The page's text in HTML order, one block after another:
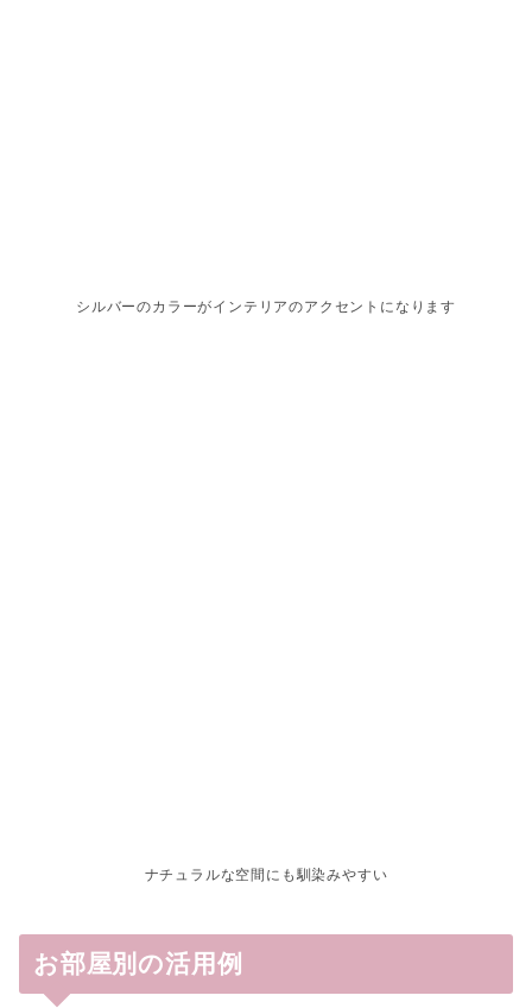
シルバーのカラーがインテリアのアクセントになります
ナチュラルな空間にも馴染みやすい
お部屋別の活用例